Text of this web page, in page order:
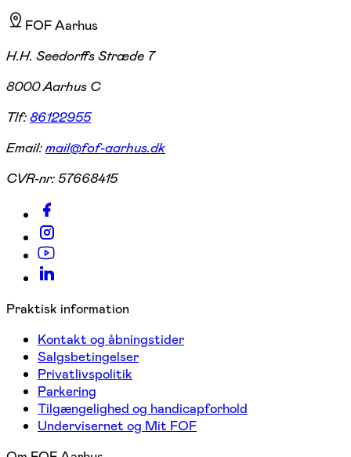
FOF Aarhus
H.H. Seedorffs Stræde 7
8000 Aarhus C
Tlf:86122955
Email:mail@fof-aarhus.dk
CVR-nr:57668415
Praktisk information
Kontakt og åbningstider
Salgsbetingelser
Privatlivspolitik
Parkering
Tilgængelighed og handicapforhold
Undervisernet og Mit FOF